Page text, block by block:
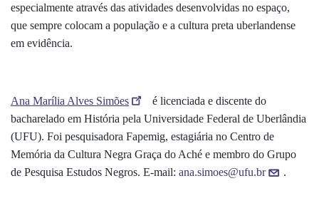
especialmente através das atividades desenvolvidas no espaço,
que sempre colocam a população e a cultura preta uberlandense
em evidência.
Ana Marília Alves Simões
é licenciada e discente do
bacharelado em História pela Universidade Federal de Uberlândia
(UFU). Foi pesquisadora Fapemig, estagiária no Centro de
Memória da Cultura Negra Graça do Aché e membro do Grupo
de Pesquisa Estudos Negros. E-mail: ana.simoes@ufu.br .